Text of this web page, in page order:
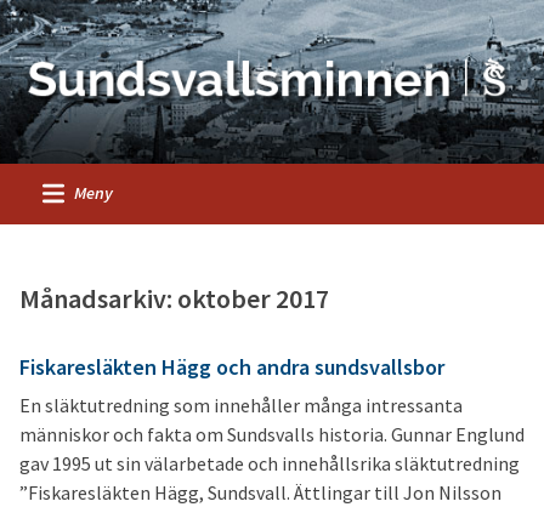
Meny
Månadsarkiv: oktober 2017
Fiskaresläkten Hägg och andra sundsvallsbor
En släktutredning som innehåller många intressanta
människor och fakta om Sundsvalls historia. Gunnar Englund
gav 1995 ut sin välarbetade och innehållsrika släktutredning
”Fiskaresläkten Hägg, Sundsvall. Ättlingar till Jon Nilsson